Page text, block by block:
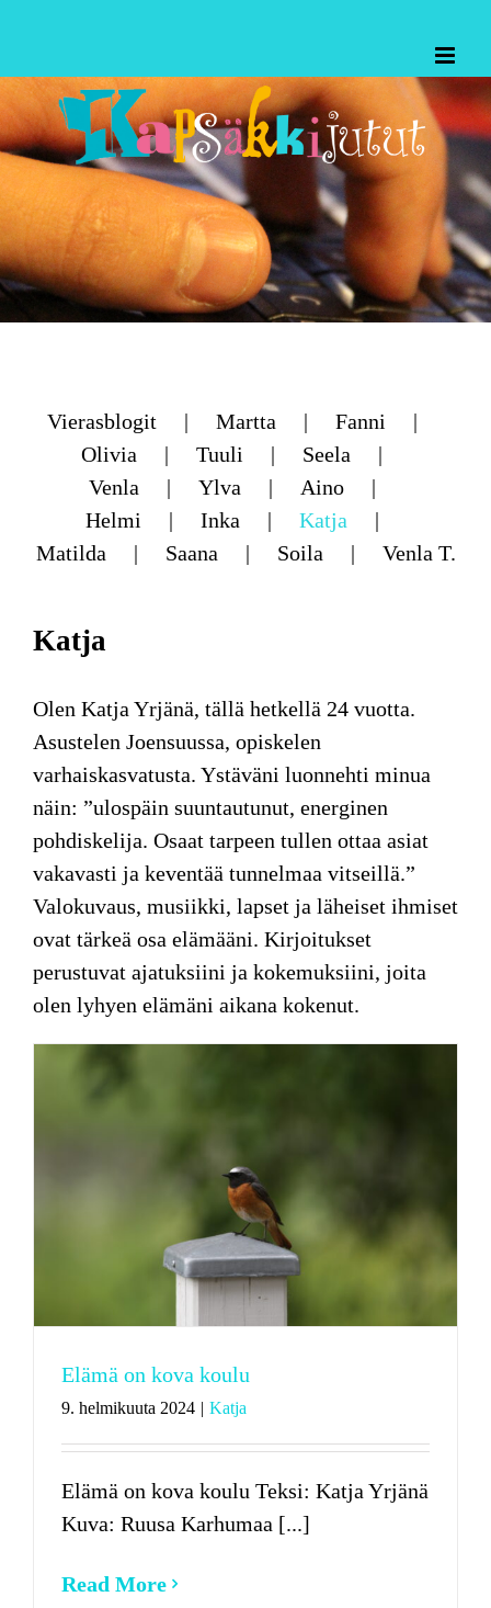
content
Vierasblogit Martta
Fanni
Olivia
Tuuli
Seela
Venla
Ylva
Aino
Helmi
Inka
Katja
Matilda
Saana Soila Venla T.
Katja
Olen Katja Yrjänä, tällä hetkellä 24 vuotta.
Asustelen Joensuussa, opiskelen
varhaiskasvatusta. Ystäväni luonnehti minua
näin: ”ulospäin suuntautunut, energinen
pohdiskelija. Osaat tarpeen tullen ottaa asiat
vakavasti ja keventää tunnelmaa vitseillä.”
Valokuvaus, musiikki, lapset ja läheiset ihmiset
ovat tärkeä osa elämääni. Kirjoitukset
perustuvat ajatuksiini ja kokemuksiini, joita
olen lyhyen elämäni aikana kokenut.
Elämä on kova koulu
9. helmikuuta 2024 | Katja
Elämä on kova koulu Teksi: Katja Yrjänä
Kuva: Ruusa Karhumaa [...]
Read More